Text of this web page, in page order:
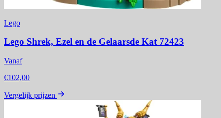
Lego
Lego Shrek, Ezel en de Gelaarsde Kat 72423
Vanaf
€102,00
Vergelijk prijzen